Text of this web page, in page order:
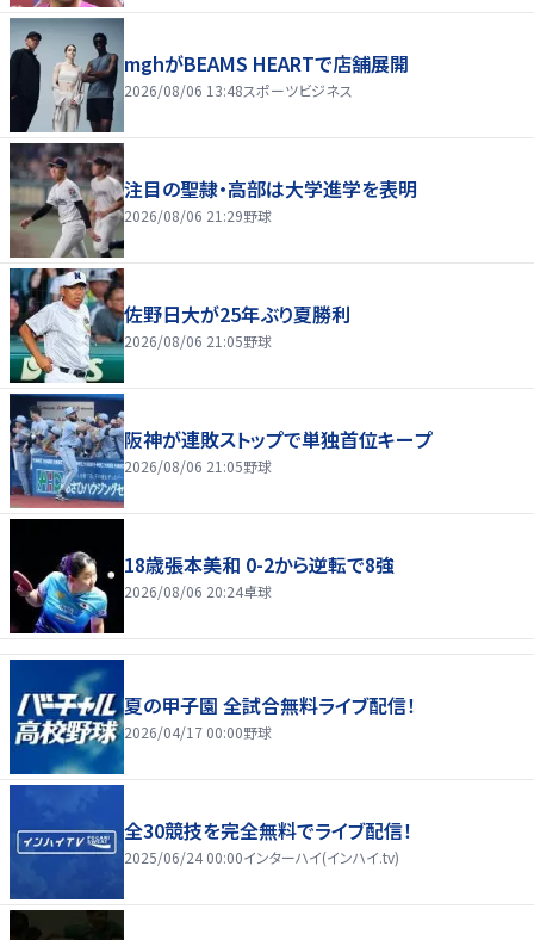
mghがBEAMS HEARTで店舗展開
2026/08/06 13:48スポーツビジネス
注目の聖隷・高部は大学進学を表明
2026/08/06 21:29野球
佐野日大が25年ぶり夏勝利
2026/08/06 21:05野球
阪神が連敗ストップで単独首位キープ
2026/08/06 21:05野球
18歳張本美和 0-2から逆転で8強
2026/08/06 20:24卓球
夏の甲子園 全試合無料ライブ配信！
2026/04/17 00:00野球
全30競技を完全無料でライブ配信！
2025/06/24 00:00インターハイ(インハイ.tv)